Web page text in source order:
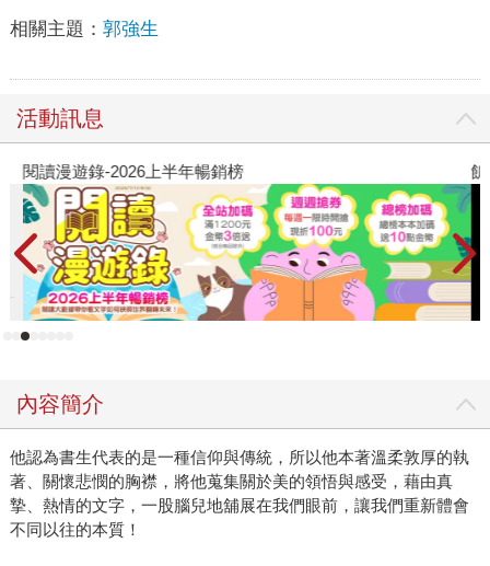
相關主題： 郭強生
活動訊息
閱讀漫遊錄-2026上半年暢銷榜 飢
內容簡介
他認為書生代表的是一種信仰與傳統，所以他本著溫柔敦厚的執
著、關懷悲憫的胸襟，將他蒐集關於美的領悟與感受，藉由真
摯、熱情的文字，一股腦兒地舖展在我們眼前，讓我們重新體會
不同以往的本質！